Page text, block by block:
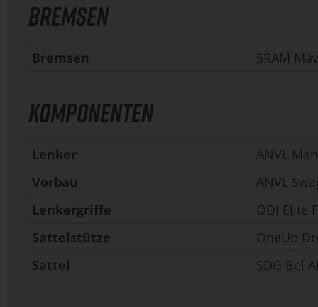
BREMSEN
Bremsen SRAM
KOMPONENTEN
Lenker
ANVL
Vorbau
ANVL
Lenkergriffe
ODI Elite
Sattelstütze
OneUp
Sattel
SDG Bel